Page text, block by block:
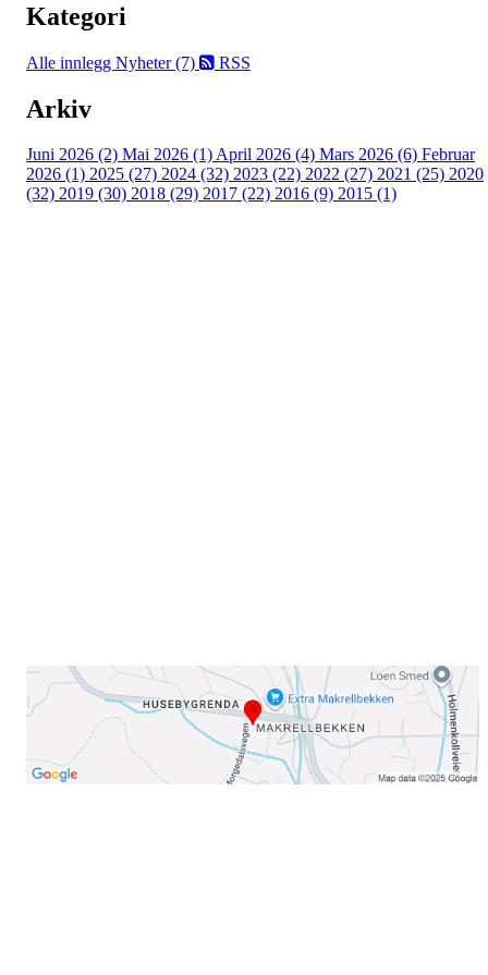
Kategori
Alle innlegg Nyheter (7) RSS
Arkiv
Juni 2026 (2) Mai 2026 (1)April 2026 (4) Mars 2026 (6) Februar
2026 (1) 2025 (27) 2024 (32) 2023 (22) 2022 (27) 2021 (25) 2020
(32) 2019 (30) 2018 (29) 2017 (22) 2016 (9) 2015 (1)